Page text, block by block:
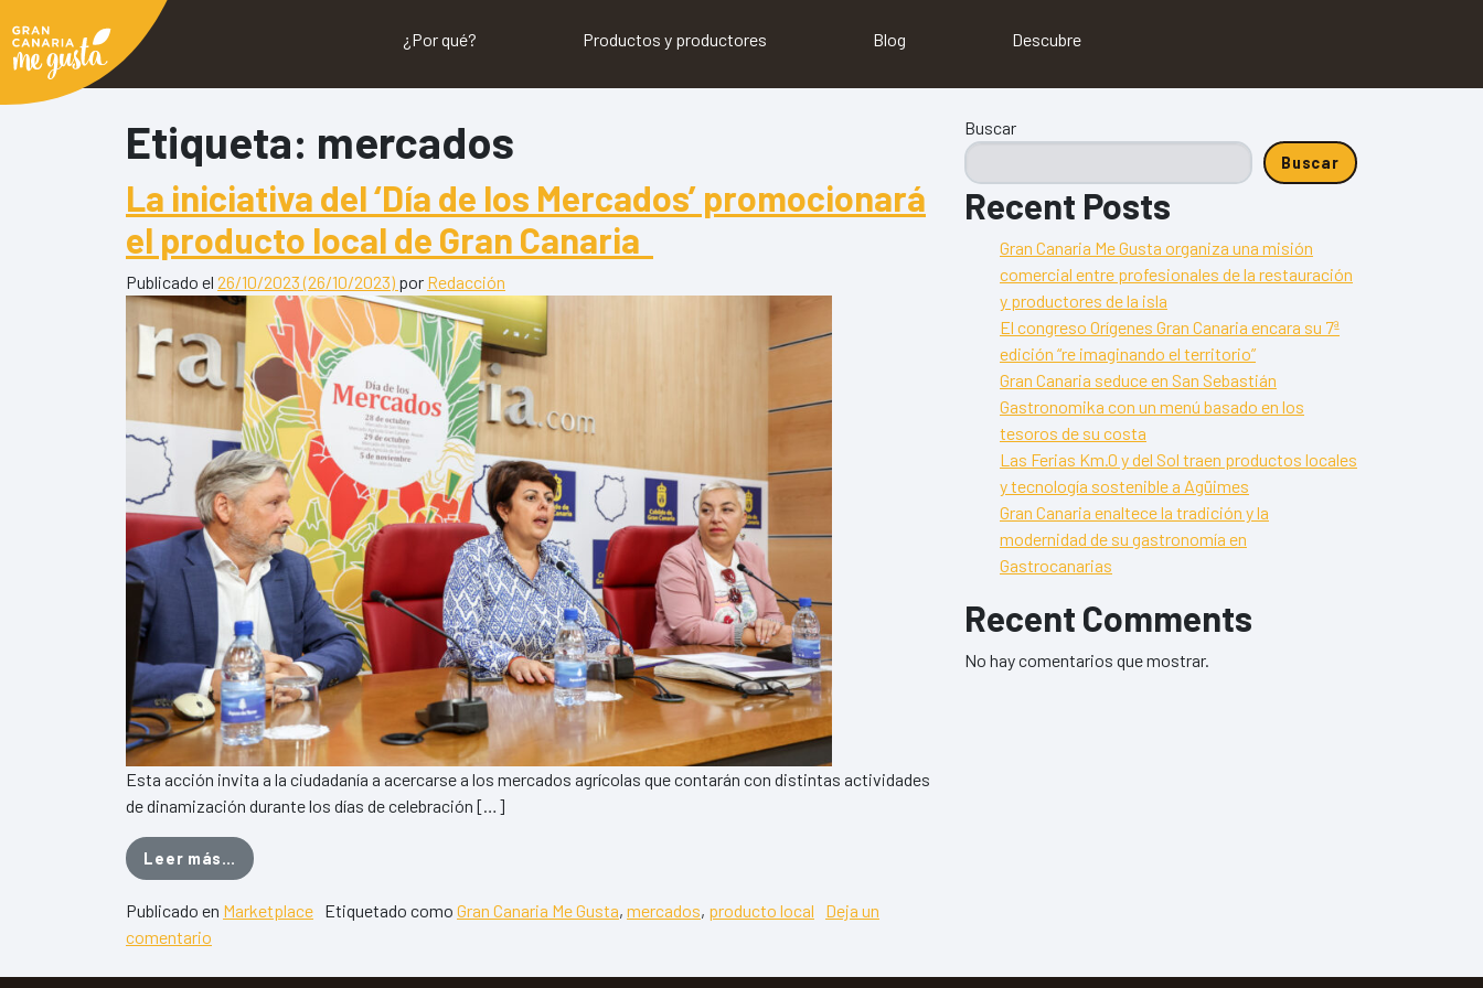
¿Por qué? Productos y productores Blog Descubre
Etiqueta: mercados
La iniciativa del ‘Día de los Mercados’ promocionará
el producto local de Gran Canaria
Publicado el 26/10/2023(26/10/2023) por Redacción
Esta acción invita a la ciudadanía a acercarse a los mercados agrícolas que contarán con distintas actividades
de dinamización durante los días de celebración […]
Leer más… from La iniciativa del ‘Día de los Mercados’ promocionará el producto local de Gran Canaria
Publicado en Marketplace Etiquetado como Gran Canaria Me Gusta, mercados, producto local
Deja un
comentario
Buscar
Buscar
Recent Posts
Gran Canaria Me Gusta organiza una misión
comercial entre profesionales de la restauración
y productores de la isla
El congreso Orígenes Gran Canaria encara su 7ª
edición “re imaginando el territorio”
Gran Canaria seduce en San Sebastián
Gastronomika con un menú basado en los
tesoros de su costa
Las Ferias Km.0 y del Sol traen productos locales
y tecnología sostenible a Agüimes
Gran Canaria enaltece la tradición y la
modernidad de su gastronomía en
Gastrocanarias
Recent Comments
No hay comentarios que mostrar.